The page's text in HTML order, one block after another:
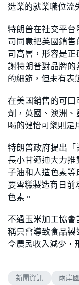
造業的就業職位流
特朗普在社交平
司同意把美國銷
司高層，形容是
謝特朗普對品牌
的細節，但未有表
在美國銷售的可
劑，英國、澳洲、
喝的健怡可樂則是
特朗普政府提出「
長小甘迺迪大力推
子油和人造色素等
要雪糕製造商日前
色素。
不過玉米加工協會
稱只會導致食品製
令農民收入減少，
新聞資訊 兩岸